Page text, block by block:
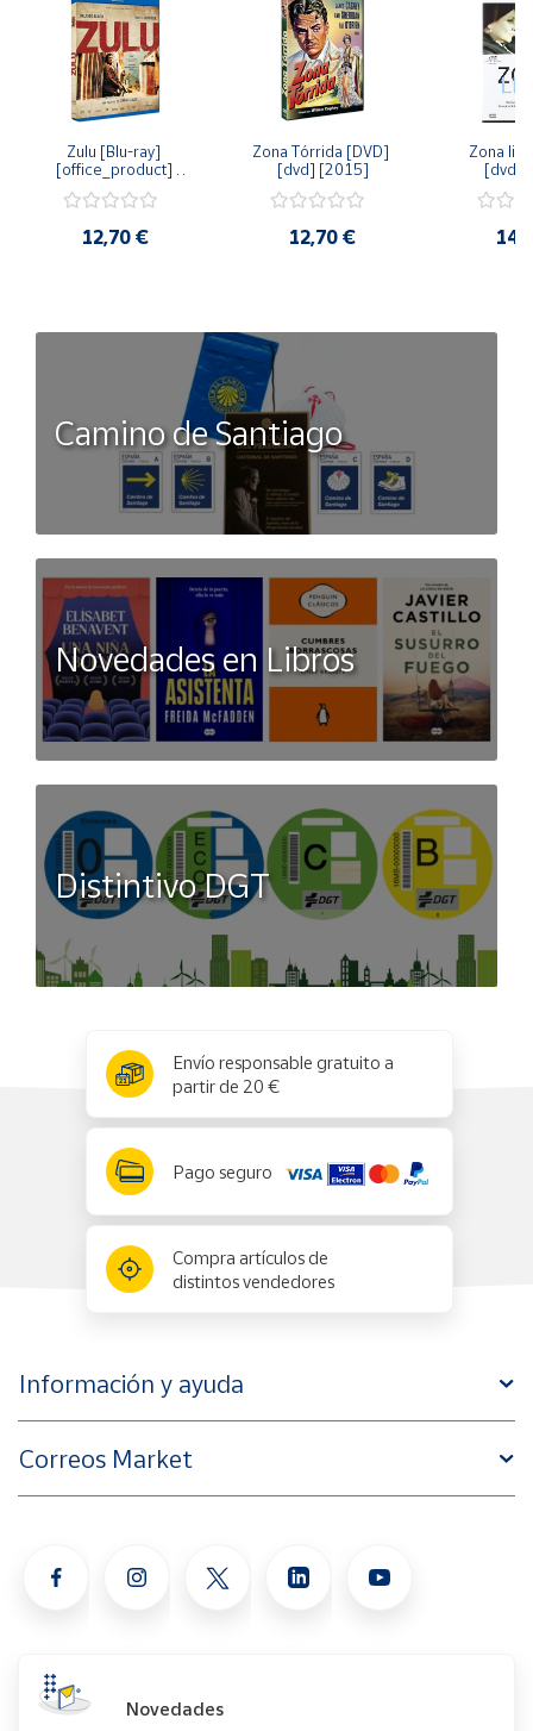
Zulu [Blu-ray]
[office_product]
12,70 €
Zona Tórrida [DVD]
[dvd] [2015]
12,70 €
Zona
[dvd]
Camino de Santiago
Novedades en Libros
Distintivo DGT
Envío responsable gratuito a
partir de 20 €
Pago seguro
Compra artículos de
distintos vendedores
Información y ayuda
Correos Market
Novedades